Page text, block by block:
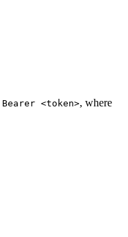
Bearer <token>, where